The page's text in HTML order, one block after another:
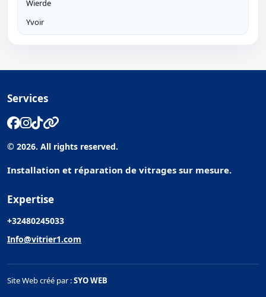
Wierde
Yvoir
Services
© 2026. All rights reserved.
Installation et réparation de vitrages sur mesure.
Expertise
+32480245033
Info@vitrier1.com
Site Web créé par :SYO WEB